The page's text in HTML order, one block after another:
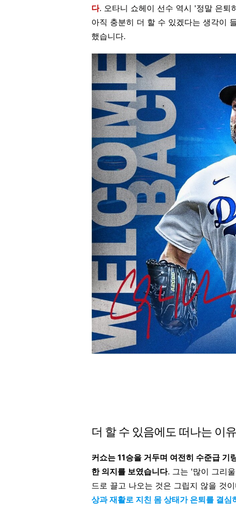
다. 오타니 쇼헤이 선수 역시 '정말 은퇴
아직 충분히 더 할 수 있겠다는 생각이
했습니다.
더 할 수 있음에도 떠나는 이유
커쇼는 11승을 거두며 여전히 수준급 기
한 의지를 보였습니다. 그는 '많이 그리
드로 끌고 나오는 것은 그립지 않을 것
상과 재활로 지친 몸 상태가 은퇴를 결